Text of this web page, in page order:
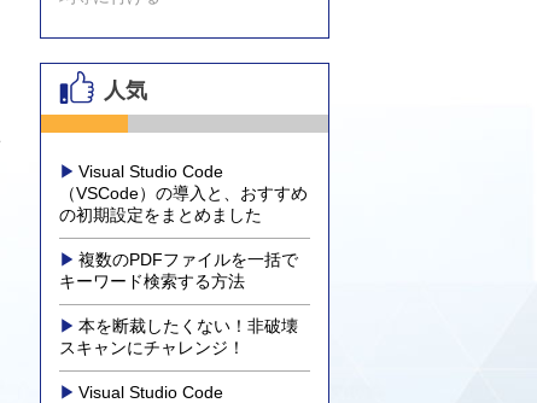
人気
Visual Studio Code
（VSCode）の導入と、おすすめ
の初期設定をまとめました
複数のPDFファイルを一括で
キーワード検索する方法
本を断裁したくない！非破壊
スキャンにチャレンジ！
Visual Studio Code